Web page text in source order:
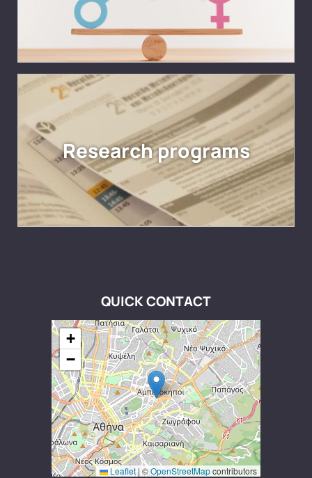
Research programs
QUICK CONTACT
+
−
Leaflet|©OpenStreetMapcontributors